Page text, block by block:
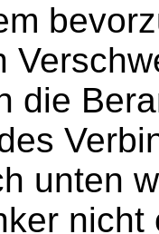
die
unten
nicht